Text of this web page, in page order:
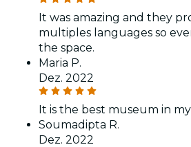
It was amazing and they
multiples languages so
the space.
Maria P.
Dez. 2022
It is the best museum in
Soumadipta R.
Dez. 2022